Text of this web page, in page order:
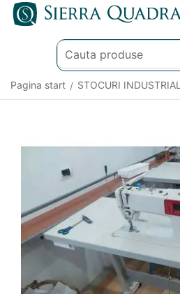
Pagina start / STOCURI